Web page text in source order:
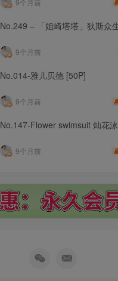
9个月前
No.249 – 「姐崎塔塔」狄斯众
9个月前
No.014-雅儿贝德 [50P]
9个月前
No.147-Flower swimsuit 灿花
9个月前